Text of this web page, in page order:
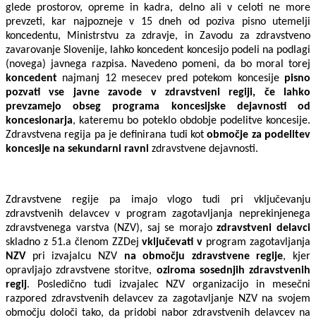
glede prostorov, opreme in kadra, delno ali v celoti ne more
prevzeti, kar najpozneje v 15 dneh od poziva pisno utemelji
koncedentu, Ministrstvu za zdravje, in Zavodu za zdravstveno
zavarovanje Slovenije, lahko koncedent koncesijo podeli na podlagi
(novega) javnega razpisa. Navedeno pomeni, da bo moral torej
koncedent najmanj 12 mesecev pred potekom koncesije pisno
pozvati vse javne zavode v zdravstveni regiji, če lahko
prevzamejo obseg programa koncesijske dejavnosti od
koncesionarja, kateremu bo poteklo obdobje podelitve koncesije.
Zdravstvena regija pa je definirana tudi kotobmočje za podelitev
koncesije na sekundarni ravni zdravstvene dejavnosti.
Zdravstvene regije pa imajo vlogo tudi pri vključevanju
zdravstvenih delavcev v program zagotavljanja neprekinjenega
zdravstvenega varstva (NZV), saj se morajozdravstveni delavci
skladno z 51.a členom ZZDejvključevati v program zagotavljanja
NZV pri izvajalcu NZV na območju zdravstvene regije, kjer
opravljajo zdravstvene storitve, oziroma sosednjih zdravstvenih
regij. Posledično tudi izvajalec NZV organizacijo in mesečni
razpored zdravstvenih delavcev za zagotavljanje NZV na svojem
območju določi tako, da pridobi nabor zdravstvenih delavcev na